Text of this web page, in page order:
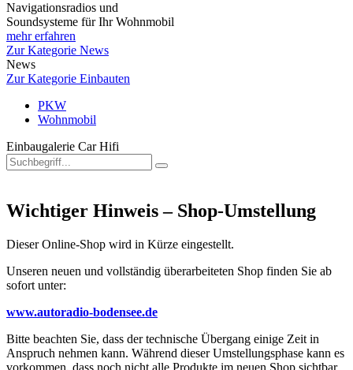
Navigationsradios und
Soundsysteme für Ihr Wohnmobil
mehr erfahren
Zur Kategorie News
News
Zur Kategorie Einbauten
PKW
Wohnmobil
Einbaugalerie Car Hifi
Wichtiger Hinweis – Shop-Umstellung
Dieser Online-Shop wird in Kürze eingestellt.
Unseren neuen und vollständig überarbeiteten Shop finden Sie ab
sofort unter:
www.autoradio-bodensee.de
Bitte beachten Sie, dass der technische Übergang einige Zeit in
Anspruch nehmen kann. Während dieser Umstellungsphase kann es
vorkommen, dass noch nicht alle Produkte im neuen Shop sichtbar